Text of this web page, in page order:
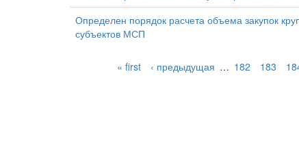
Определен порядок расчета объема закупок
субъектов МСП
« first ‹ предыдущая … 182 183